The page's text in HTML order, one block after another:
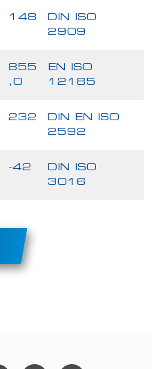
148
DIN ISO
2909
855
,0
EN ISO
12185
232
DIN EN ISO
2592
-42
DIN ISO
3016